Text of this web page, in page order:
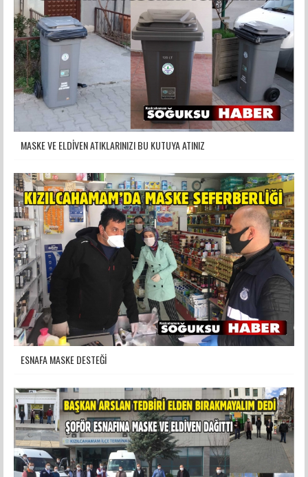
MASKE VE ELDİVEN ATIKLARINIZI BU KUTUYA ATINIZ
ESNAFA MASKE DESTEĞİ